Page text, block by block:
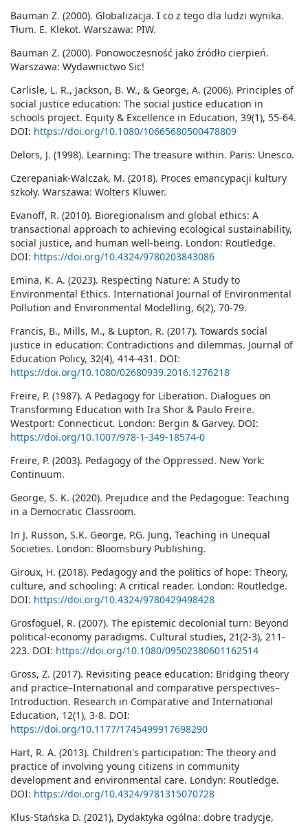
Bauman Z. (2000). Globalizacja. I co z tego dla ludzi wynika.
Tłum. E. Klekot. Warszawa: PIW.
Bauman Z. (2000). Ponowoczesność jako źródło cierpień.
Warszawa: Wydawnictwo Sic!
Carlisle, L. R., Jackson, B. W., & George, A. (2006). Principles of
social justice education: The social justice education in
schools project. Equity & Excellence in Education, 39(1), 55-64.
DOI: https://doi.org/10.1080/10665680500478809
Delors, J. (1998). Learning: The treasure within. Paris: Unesco.
Czerepaniak-Walczak, M. (2018). Proces emancypacji kultury
szkoły. Warszawa: Wolters Kluwer.
Evanoff, R. (2010). Bioregionalism and global ethics: A
transactional approach to achieving ecological sustainability,
social justice, and human well-being. London: Routledge.
DOI: https://doi.org/10.4324/9780203843086
Emina, K. A. (2023). Respecting Nature: A Study to
Environmental Ethics. International Journal of Environmental
Pollution and Environmental Modelling, 6(2), 70-79.
Francis, B., Mills, M., & Lupton, R. (2017). Towards social
justice in education: Contradictions and dilemmas. Journal of
Education Policy, 32(4), 414-431. DOI:
https://doi.org/10.1080/02680939.2016.1276218
Freire, P. (1987). A Pedagogy for Liberation. Dialogues on
Transforming Education with Ira Shor & Paulo Freire.
Westport: Connecticut. London: Bergin & Garvey. DOI:
https://doi.org/10.1007/978-1-349-18574-0
Freire, P. (2003). Pedagogy of the Oppressed. New York:
Continuum.
George, S. K. (2020). Prejudice and the Pedagogue: Teaching
in a Democratic Classroom.
In J. Russon, S.K. George, P.G. Jung, Teaching in Unequal
Societies. London: Bloomsbury Publishing.
Giroux, H. (2018). Pedagogy and the politics of hope: Theory,
culture, and schooling: A critical reader. London: Routledge.
DOI: https://doi.org/10.4324/9780429498428
Grosfoguel, R. (2007). The epistemic decolonial turn: Beyond
political-economy paradigms. Cultural studies, 21(2-3), 211-
223. DOI: https://doi.org/10.1080/09502380601162514
Gross, Z. (2017). Revisiting peace education: Bridging theory
and practice–International and comparative perspectives–
Introduction. Research in Comparative and International
Education, 12(1), 3-8. DOI:
https://doi.org/10.1177/1745499917698290
Hart, R. A. (2013). Children's participation: The theory and
practice of involving young citizens in community
development and environmental care. Londyn: Routledge.
DOI: https://doi.org/10.4324/9781315070728
Klus-Stańska D. (2021), Dydaktyka ogólna: dobre tradycje,